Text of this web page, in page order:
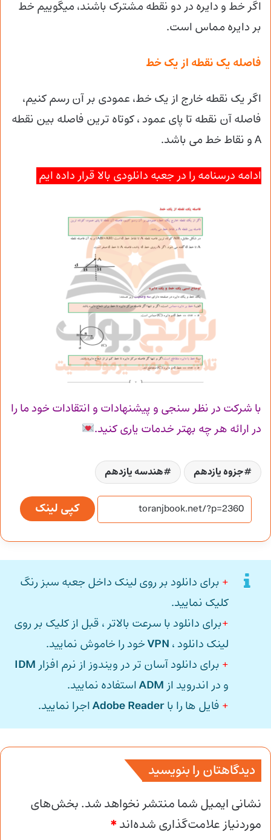
اگر خط و دایره در دو نقطه مشترک باشند، میگوییم خط
بر دایره مماس است.
فاصله یک نقطه از یک خط
اگر یک نقطه خارج از یک خط، عمودی بر آن رسم کنیم،
فاصله آن نقطه تا پای عمود ، کوتاه ترین فاصله بین نقطه
A و نقاط خط می باشد.
ادامه درسنامه را در جعبه دانلودی بالا قرار داده ایم
با شرکت در نظر سنجی و پیشنهادات و انتقادات خود ما را
در ارائه هر چه بهتر خدمات یاری کنید.
جزوه یازدهم هندسه یازدهم
کپی لینک
+ برای دانلود بر روی لینک داخل جعبه سبز رنگ
کلیک نمایید.
+برای دانلود با سرعت بالاتر ، قبل از کلیک بر روی
لینک دانلود ، VPNخود را خاموش نمایید.
+ برای دانلود آسان تر در ویندوز از نرم افزار IDM
و در اندروید از ADMاستفاده نمایید.
+ فایل ها را باAdobe Readerاجرا نمایید.
دیدگاهتان را بنویسید
نشانی ایمیل شما منتشر نخواهد شد.بخش‌های
موردنیاز علامت‌گذاری شده‌اند*